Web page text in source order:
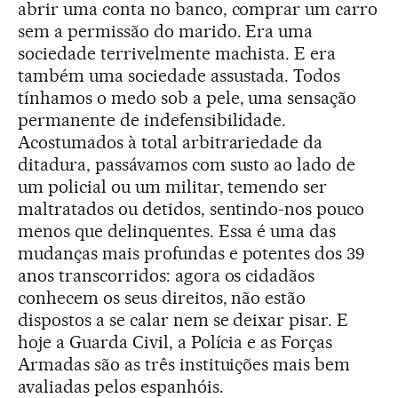
abrir uma conta no banco, comprar um carro
sem a permissão do marido. Era uma
sociedade terrivelmente machista. E era
também uma sociedade assustada. Todos
tínhamos o medo sob a pele, uma sensação
permanente de indefensibilidade.
Acostumados à total arbitrariedade da
ditadura, passávamos com susto ao lado de
um policial ou um militar, temendo ser
maltratados ou detidos, sentindo-nos pouco
menos que delinquentes. Essa é uma das
mudanças mais profundas e potentes dos 39
anos transcorridos: agora os cidadãos
conhecem os seus direitos, não estão
dispostos a se calar nem se deixar pisar. E
hoje a Guarda Civil, a Polícia e as Forças
Armadas são as três instituições mais bem
avaliadas pelos espanhóis.